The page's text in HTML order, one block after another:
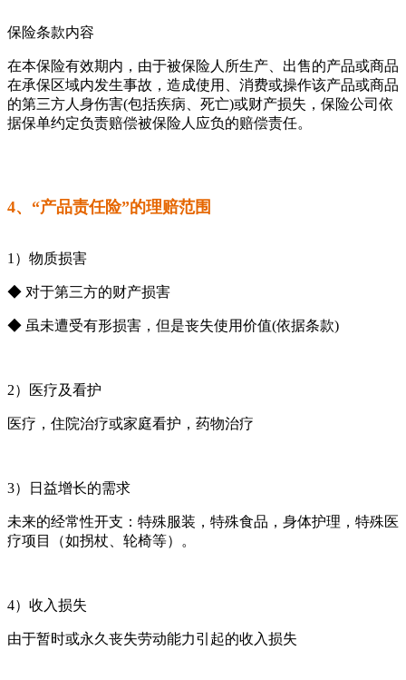
保险条款内容
在本保险有效期内，由于被保险人所生产、出售的产品或商品
在承保区域内发生事故，造成使用、消费或操作该产品或商品
的第三方人身伤害(包括疾病、死亡)或财产损失，保险公司依
据保单约定负责赔偿被保险人应负的赔偿责任。
4、“产品责任险”的理赔范围
1）物质损害
◆ 对于第三方的财产损害
◆ 虽未遭受有形损害，但是丧失使用价值(依据条款)
2）医疗及看护
医疗，住院治疗或家庭看护，药物治疗
3）日益增长的需求
未来的经常性开支：特殊服装，特殊食品，身体护理，特殊医
疗项目（如拐杖、轮椅等）。
4）收入损失
由于暂时或永久丧失劳动能力引起的收入损失